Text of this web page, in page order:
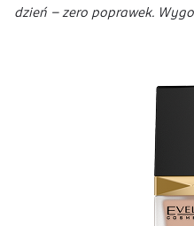
dzień – zero poprawek.